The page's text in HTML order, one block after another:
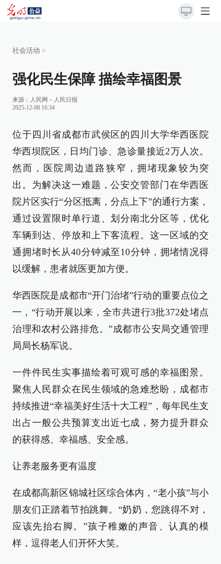
社会活动 >
强化民生保障 描绘幸福图景
来源： 人民网－人民日报
2025-12-08 16:34
位于四川省成都市武侯区的四川大学华西医院
华西坝院区，日均门诊、急诊量接近2万人次。
然而，医院周边道路狭窄，拥堵现象较为突
出。为解决这一难题，公安交管部门在华西医
院片区实行“分区抵离，分点上下”的通行方案，
通过设置限时单行道、划分南北分区等，优化
车辆到达、停放和上下客流程。这一区域的交
通拥堵时长从40分钟减至10分钟，拥堵情况得
以缓解，患者就医更加方便。
华西医院是成都市“开门治堵”行动的重要点位之
一，“行动开展以来，全市共进行3批372处堵点
治理和农村公路排危。”成都市公安局交通管理
局局长杨军说。
一件件民生实事描绘着可观可感的幸福图景。
聚焦人民群众在民生领域的急难愁盼，成都市
持续推进“幸福美好生活十大工程”，每年民生支
出占一般公共预算支出近七成，努力提升群众
的获得感、幸福感、安全感。
让养老服务更有温度
在成都高新区锦城社区综合体内，“老小孩”与小
朋友们正踏着节拍跳舞。“奶奶，您跳得不对，
应该先抬右脚。”孩子稚嫩的声音、认真的模
样，逗得老人们开怀大笑。